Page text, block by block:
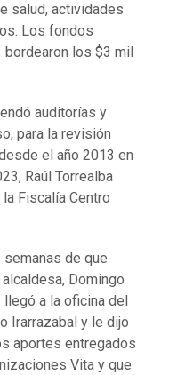
salud, actividades
Los fondos
los $3 mil
auditorías y
para la revisión
el año 2013 en
Raúl Torrealba
Fiscalía Centro
semanas de que
Domingo
a la oficina del
Irarrazabal y le dijo
aportes entregados
Vita y que